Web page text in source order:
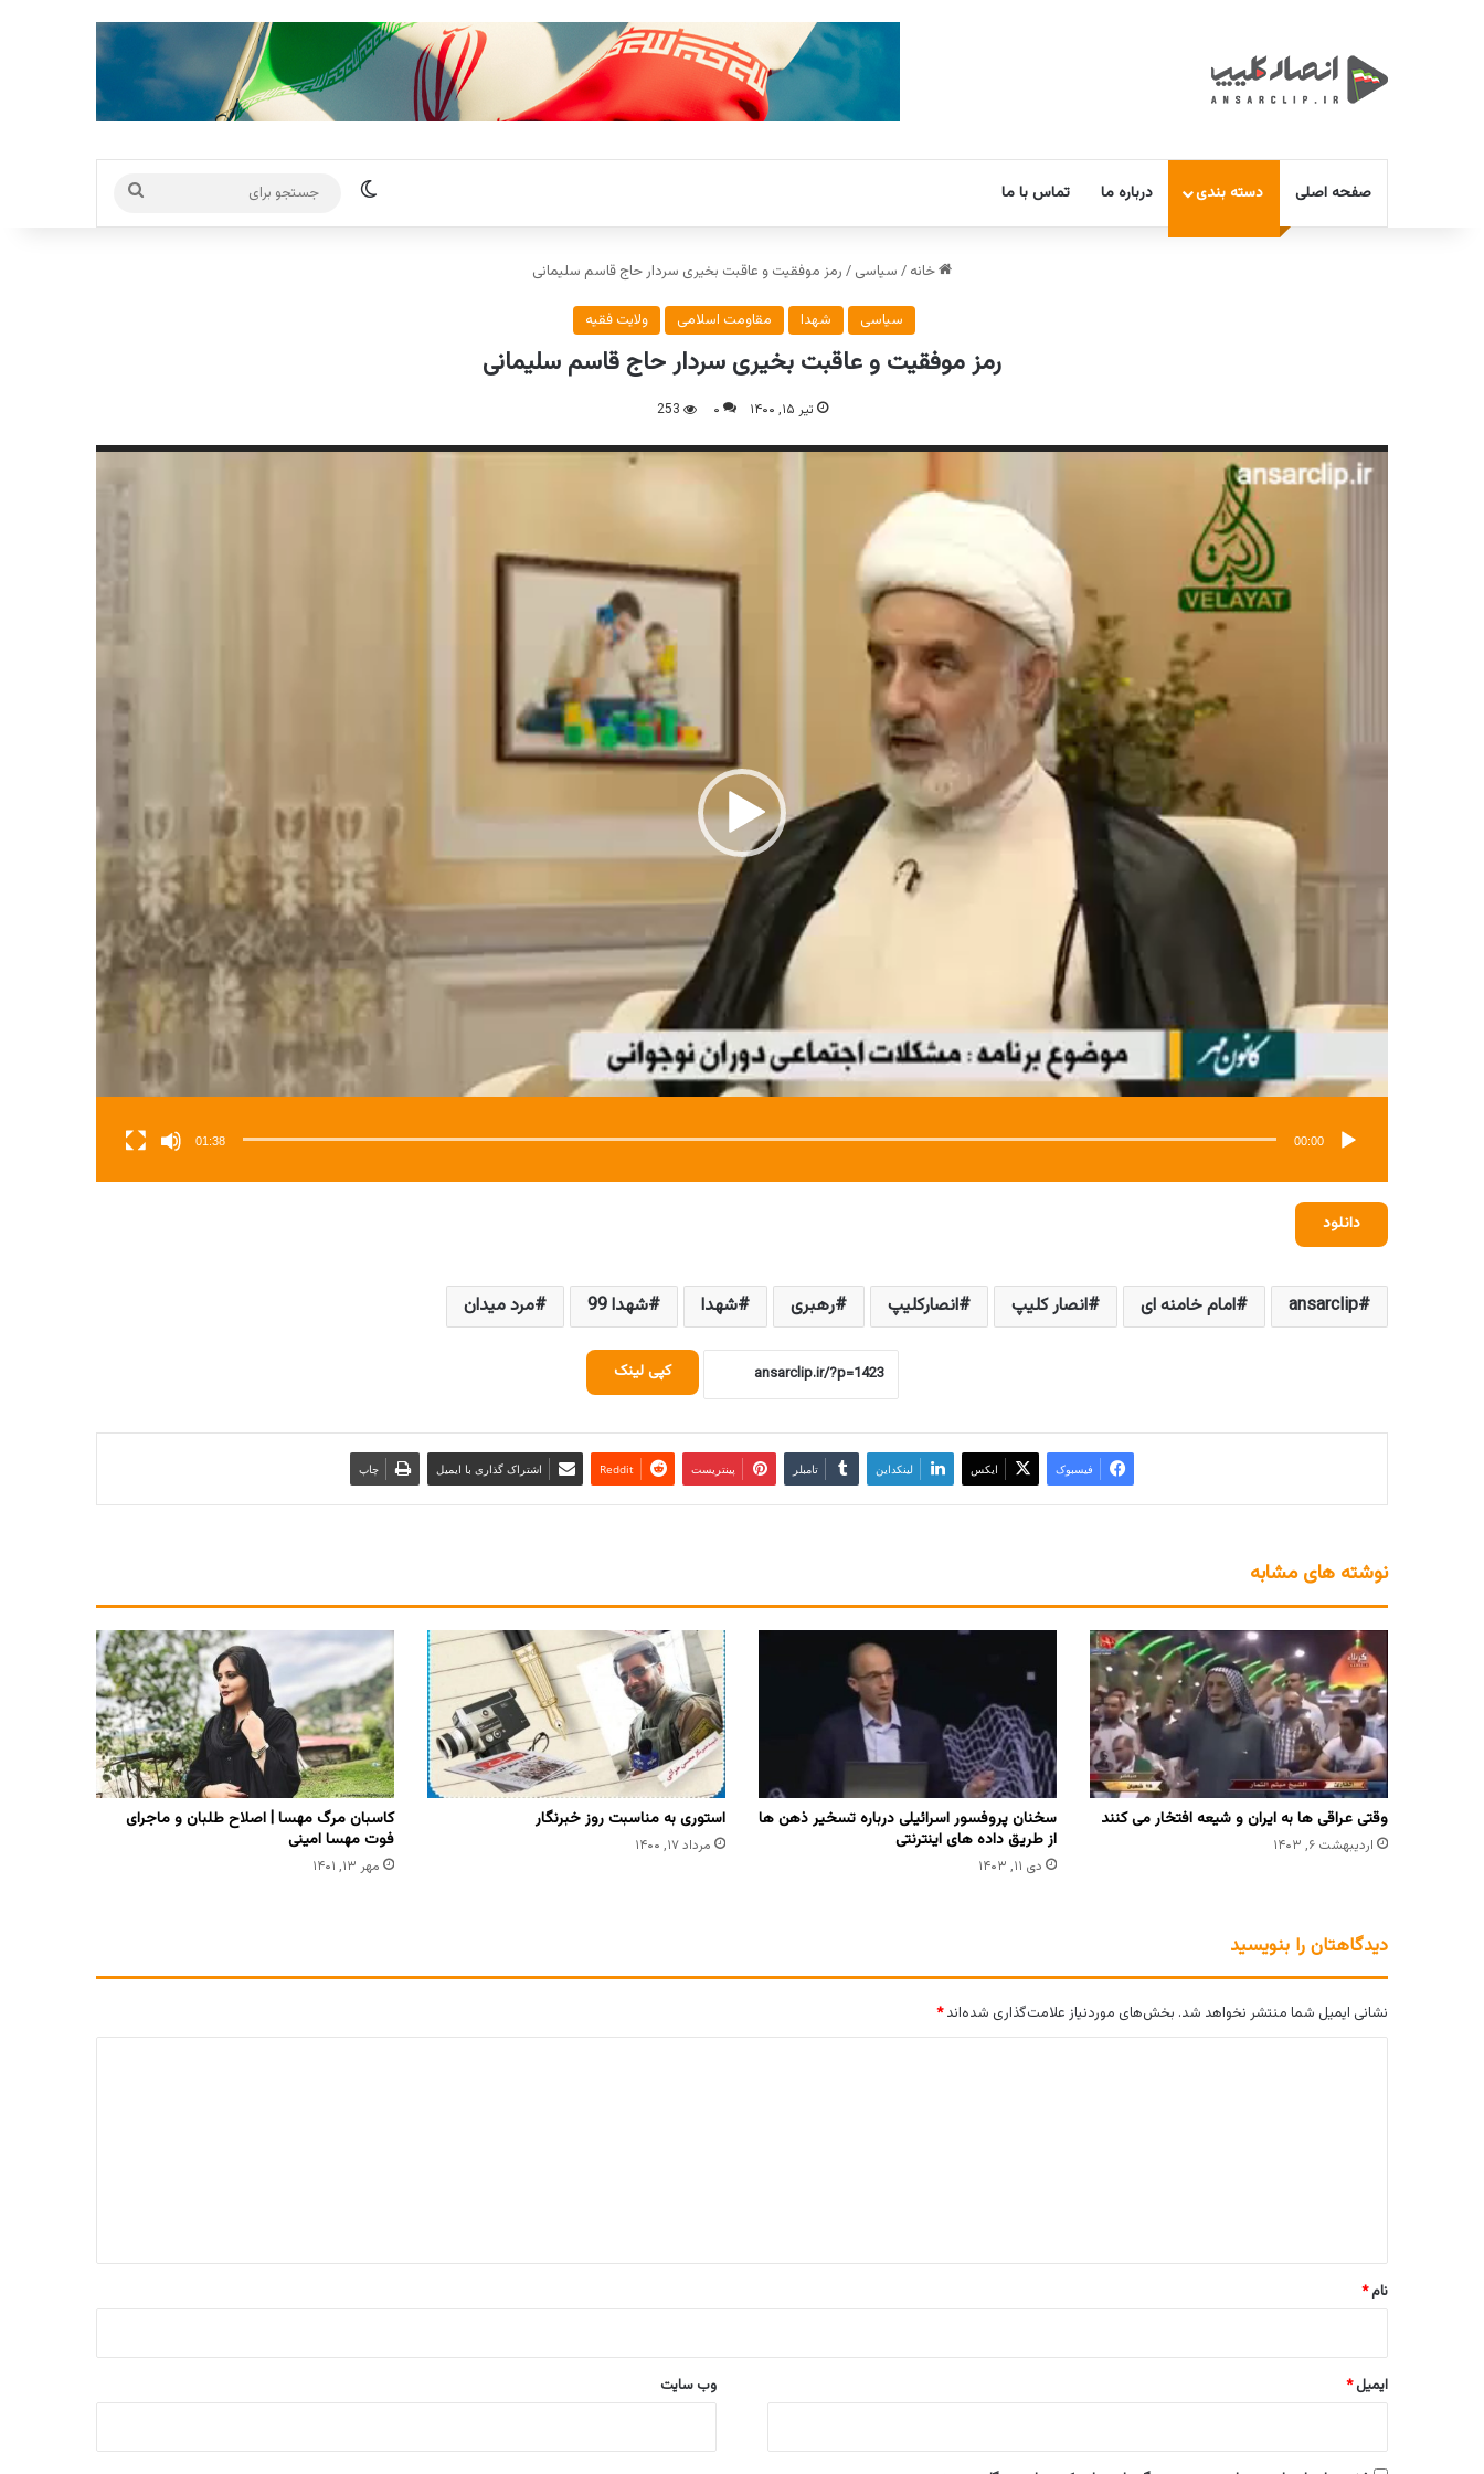
صفحه اصلی دسته بندی درباره ما تماس با ما تغییر پوسته
برای
خانه / سیاسی / رمز موفقیت و عاقبت بخیری سردار حاج قاسم سلیمانی
سیاسی شهدا مقاومت اسلامی ولایت فقیه
رمز موفقیت و عاقبت بخیری سردار حاج قاسم سلیمانی
تیر ۱۵, ۱۴۰۰ ۰ 253
نمایشگر
ویدیو
00:00
01:38
دانلود
ansarclip امام خامنه ای انصار کلیپ انصارکلیپ رهبری شهدا شهدا 99 مرد میدان
کپی لینک
فیسبوک ایکس لینکداین تامبلر پینتریست Reddit اشتراک گذاری با ایمیل چاپ
نوشته های مشابه
وقتى عراقى ها به ایران و شیعه افتخار مى کنند
اردیبهشت ۶, ۱۴۰۳
سخنان پروفسور اسرائیلی درباره تسخیر ذهن ها
از طریق داده های اینترنتی
دی ۱۱, ۱۴۰۳
استوری به مناسبت روز خبرنگار
مرداد ۱۷, ۱۴۰۰
کاسبان مرگ مهسا | اصلاح طلبان و ماجرای
فوت مهسا امینی
مهر ۱۳, ۱۴۰۱
دیدگاهتان را بنویسید
نشانی ایمیل شما منتشر نخواهد شد. بخش‌های موردنیاز علامت‌گذاری شده‌اند*
نام*
ایمیل* وب‌ سایت